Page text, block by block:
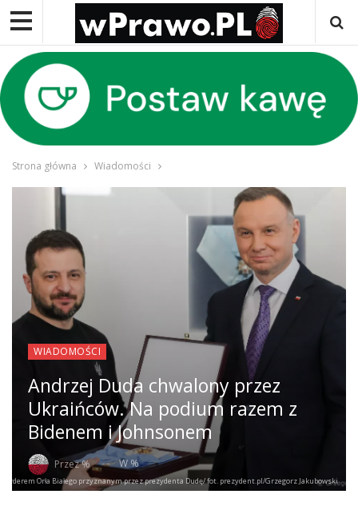
Strona główna Wiadomości
WIADOMOŚCI
Andrzej Duda chwalony przez
Ukraińców. Na podium razem z
Bidenem i Johnsonem
Przez % W %
Orderem Orła Białego przyznanym przez prezydenta Dudę/ fot. prezydent.pl/Grzegorz Jakubowski